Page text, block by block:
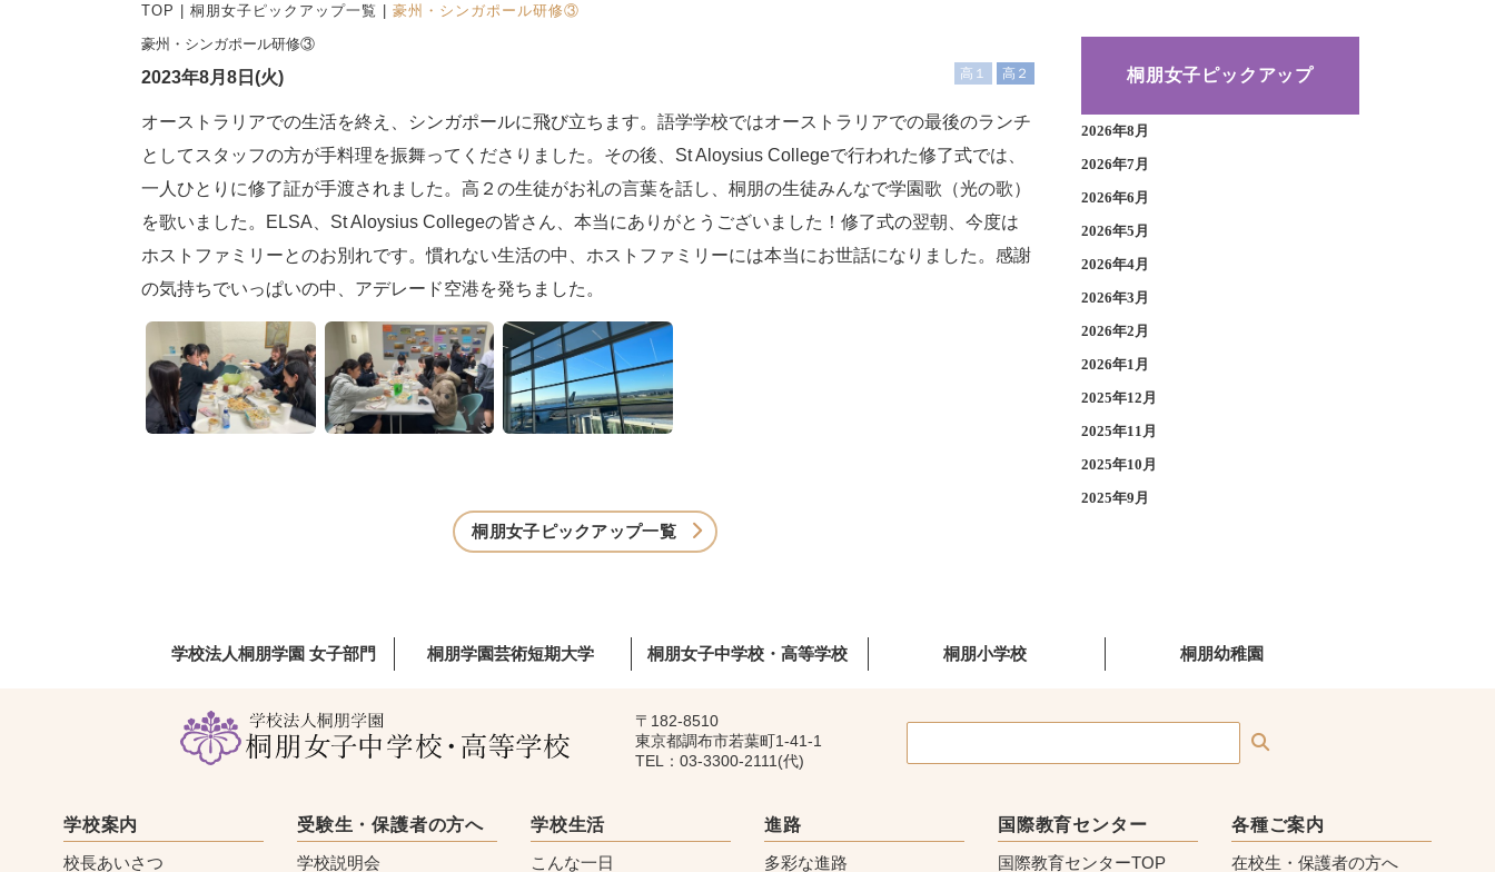
TOP | 桐朋女子ピックアップ一覧 | 豪州・シンガポール研修③
豪州・シンガポール研修③
2023年8月8日(火) 高１ 高２
オーストラリアでの生活を終え、シンガポールに飛び立ちます。語学学校ではオーストラリアでの最後のランチ
としてスタッフの方が手料理を振舞ってくださりました。その後、St Aloysius Collegeで行われた修了式では、
一人ひとりに修了証が手渡されました。高２の生徒がお礼の言葉を話し、桐朋の生徒みんなで学園歌（光の歌）
を歌いました。ELSA、St Aloysius Collegeの皆さん、本当にありがとうございました！修了式の翌朝、今度は
ホストファミリーとのお別れです。慣れない生活の中、ホストファミリーには本当にお世話になりました。感謝
の気持ちでいっぱいの中、アデレード空港を発ちました。
桐朋女子ピックアップ一覧
桐朋女子ピックアップ
2026年8月
2026年7月
2026年6月
2026年5月
2026年4月
2026年3月
2026年2月
2026年1月
2025年12月
2025年11月
2025年10月
2025年9月
学校法人桐朋学園 女子部門 桐朋学園芸術短期大学 桐朋女子中学校・高等学校 桐朋小学校 桐朋幼稚園
〒182-8510
東京都調布市若葉町1-41-1
TEL：03-3300-2111(代)
学校案内
校長あいさつ
受験生・保護者の方へ
学校説明会
学校生活
こんな一日
進路
多彩な進路
国際教育センター
国際教育センターTOP
各種ご案内
在校生・保護者の方へ